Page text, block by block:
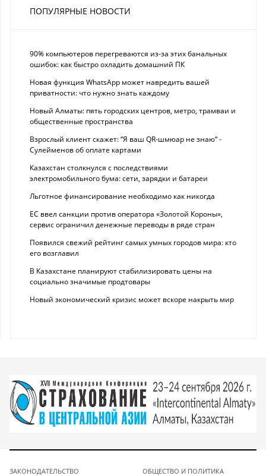
ПОПУЛЯРНЫЕ НОВОСТИ
90% компьютеров перегреваются из-за этих банальных
ошибок: как быстро охладить домашний ПК
Новая функция WhatsApp может навредить вашей
приватности: что нужно знать каждому
Новый Алматы: пять городских центров, метро, трамваи и
общественные пространства
Взрослый клиент скажет: “Я ваш QR-шмюар не знаю“ -
Сулейменов об оплате картами
Казахстан столкнулся с последствиями
электромобильного бума: сети, зарядки и батареи
Льготное финансирование необходимо как никогда
ЕС ввел санкции против оператора «Золотой Короны»,
сервис ограничил денежные переводы в ряде стран
Появился свежий рейтинг самых умных городов мира: кто
его возглавил
В Казахстане планируют стабилизировать цены на
социально значимые продтовары
Новый экономический кризис может вскоре накрыть мир
ЗАКОНОДАТЕЛЬСТВО
ОБЩЕСТВО И ПОЛИТИКА